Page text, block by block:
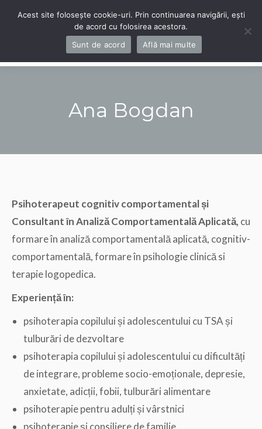
Navigation
Ana Bogdan
Psihoterapeut cognitiv comportamental și
Consultant în Analiză Comportamentală Aplicată, cu
formare în analiză comportamentală aplicată, cognitiv-
comportamentală, formare în psihologie clinică si
terapie logopedica.
Experiență în:
psihoterapia copilului și adolescentului cu TSA și
tulburări de dezvoltare
psihoterapia copilului și adolescentului cu dificultăți
de integrare, probleme socio-emoționale, depresie,
anxietate, adicții, fobii, tulburări alimentare
psihoterapie pentru adulți și vârstnici
psihoterapie și consiliere de familie
Acest site folosește cookie-uri. Prin continuarea navigării, ești
de acord cu folosirea acestora.
Sunt de acord
Află mai multe